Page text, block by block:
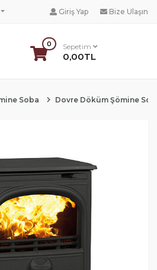
Giriş Yap Bize Ulaşın
0 Sepetim
0,00TL
Soba Dovre Döküm Şömine